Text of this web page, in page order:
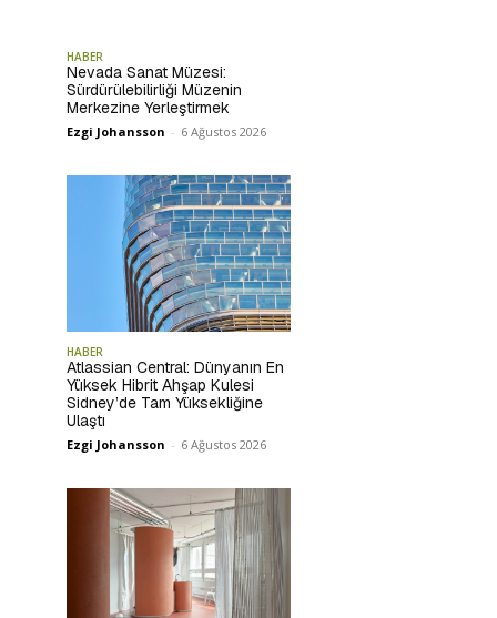
HABER
Nevada Sanat Müzesi:
Sürdürülebilirliği Müzenin
Merkezine Yerleştirmek
Ezgi Johansson - 6 Ağustos 2026
HABER
Atlassian Central: Dünyanın En
Yüksek Hibrit Ahşap Kulesi
Sidney’de Tam Yüksekliğine
Ulaştı
Ezgi Johansson - 6 Ağustos 2026